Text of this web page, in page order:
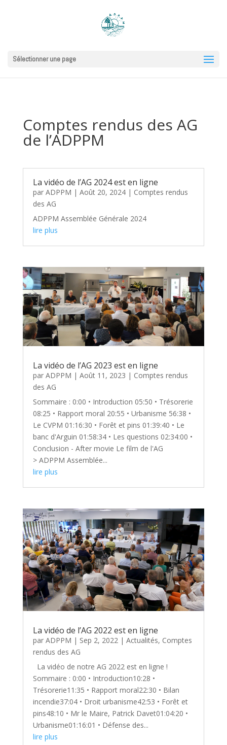
Sélectionner une page
Comptes rendus des AG
de l’ADPPM
La vidéo de l’AG 2024 est en ligne
par ADPPM | Août 20, 2024| Comptes rendus
des AG
ADPPM Assemblée Générale 2024
lire plus
La vidéo de l’AG 2023 est en ligne
par ADPPM | Août 11, 2023 | Comptes rendus
des AG
Sommaire : 0:00 • Introduction 05:50 • Trésorerie
08:25 • Rapport moral 20:55 • Urbanisme 56:38 •
Le CVPM 01:16:30 • Forêt et pins 01:39:40 • Le
banc d'Arguin 01:58:34 • Les questions 02:34:00 •
Conclusion - After movie Le film de l'AG
> ADPPM Assemblée...
lire plus
La vidéo de l’AG 2022 est en ligne
par ADPPM | Sep 2, 2022 | Actualités, Comptes
rendus des AG
La vidéo de notre AG 2022 est en ligne !
Sommaire : 0:00 • Introduction10:28 •
Trésorerie11:35 • Rapport moral22:30 • Bilan
incendie37:04 • Droit urbanisme42:53 • Forêt et
pins48:10 • Mr le Maire, Patrick Davet01:04:20 •
Urbanisme01:16:01 • Défense des...
lire plus